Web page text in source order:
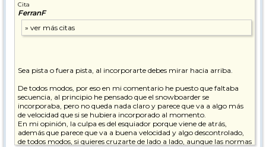
Cita
FerranF
Sea pista o fuera pista, al incorporarte debes mirar hacia arriba.
De todos modos, por eso en mi comentario he puesto que faltaba
secuencia, al principio he pensado que el snowboarder se
incorporaba, pero no queda nada claro y parece que va a algo más
de velocidad que si se hubiera incorporado al momento.
En mi opinión, la culpa es del esquiador porque viene de atrás,
además que parece que va a buena velocidad y algo descontrolado,
de todos modos, si quieres cruzarte de lado a lado, aunque las normas